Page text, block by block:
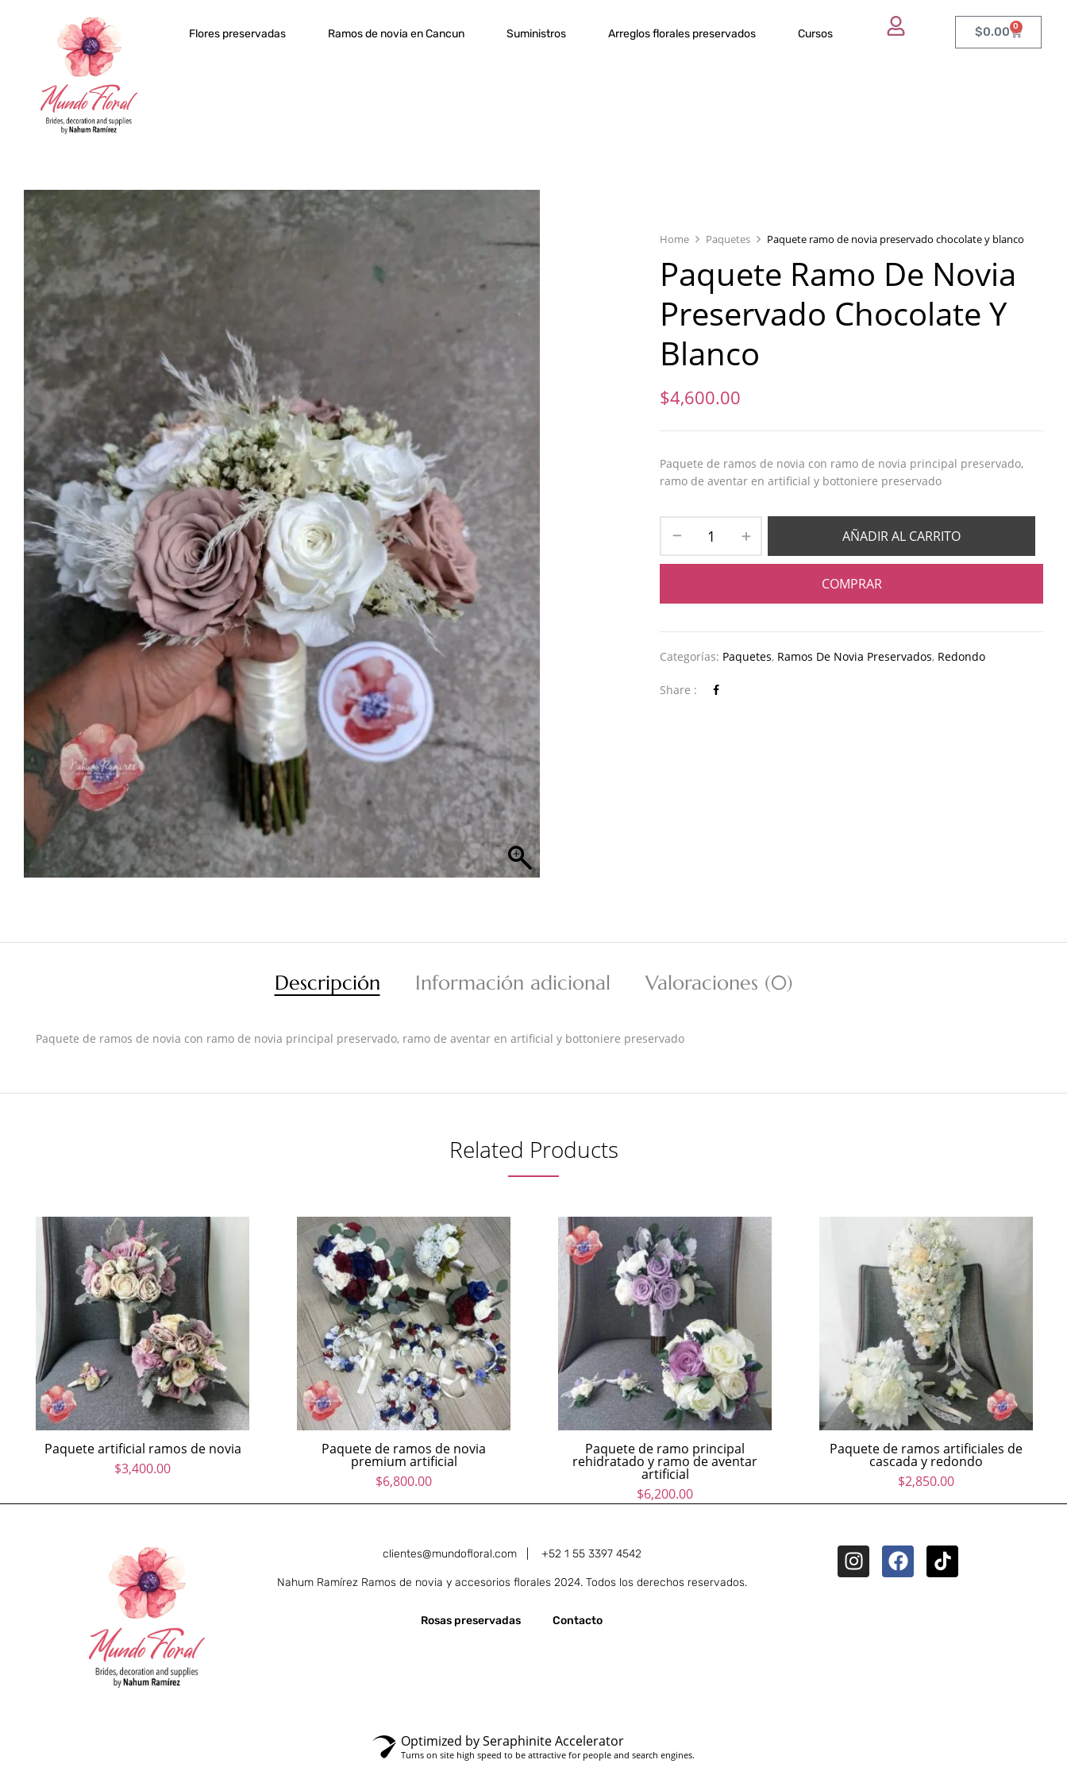
Flores preservadas Ramos de novia en Cancun Suministros Arreglos florales preservados Cursos $0.00 0
Home Paquetes Paquete ramo de novia preservado chocolate y blanco
Paquete Ramo De Novia
Preservado Chocolate Y
Blanco
$4,600.00
Paquete de ramos de novia con ramo de novia principal preservado,
ramo de aventar en artificial y bottoniere preservado
AÑADIR AL CARRITO
COMPRAR
Categorías: Paquetes, Ramos De Novia Preservados, Redondo
Share :
Descripción Información adicional Valoraciones (0)
Paquete de ramos de novia con ramo de novia principal preservado, ramo de aventar en artificial y bottoniere preservado
Related Products
Paquete artificial ramos de novia
$3,400.00
Paquete de ramos de novia
premium artificial
$6,800.00
Paquete de ramo principal
rehidratado y ramo de aventar
artificial
$6,200.00
Paquete de ramos artificiales de
cascada y redondo
$2,850.00
clientes@mundofloral.com | +52 1 55 3397 4542
Nahum Ramírez Ramos de novia y accesorios florales 2024. Todos los derechos reservados.
Rosas preservadas Contacto
Optimized by Seraphinite Accelerator
Turns on site high speed to be attractive for people and search engines.